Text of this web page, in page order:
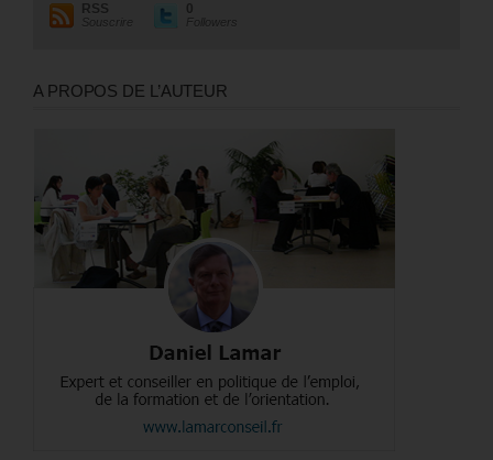
RSS
Souscrire
0
Followers
A PROPOS DE L’AUTEUR